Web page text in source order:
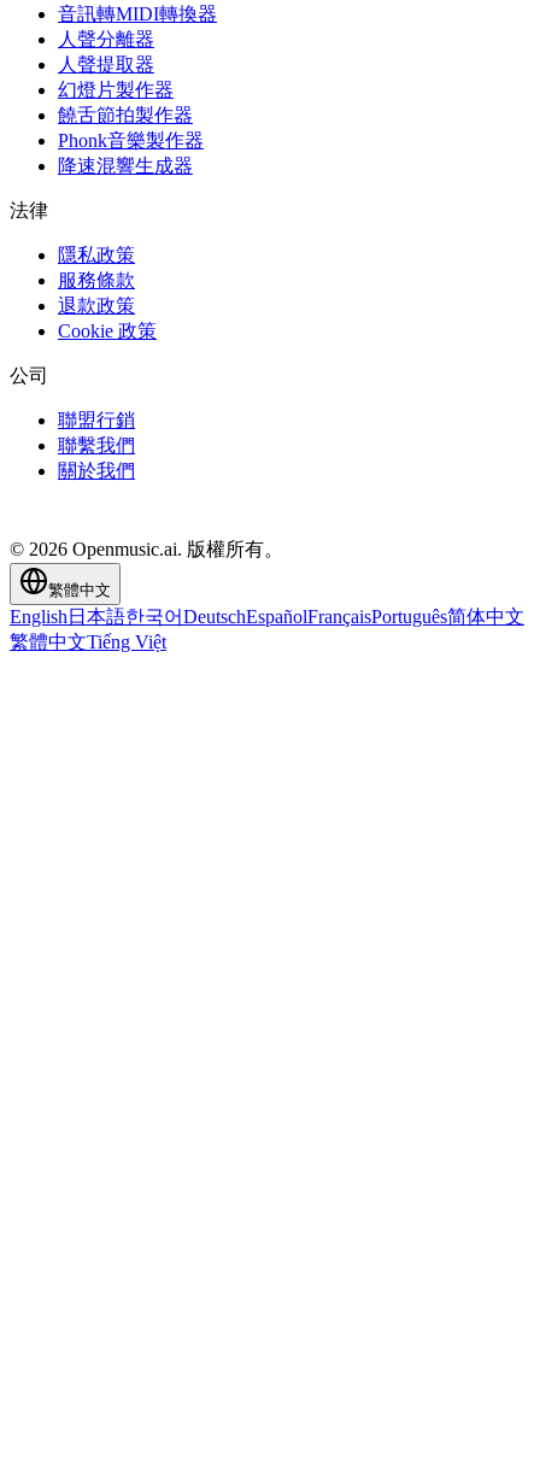
音訊轉MIDI轉換器
人聲分離器
人聲提取器
幻燈片製作器
饒舌節拍製作器
Phonk音樂製作器
降速混響生成器
法律
隱私政策
服務條款
退款政策
Cookie 政策
公司
聯盟行銷
聯繫我們
關於我們
© 2026 Openmusic.ai. 版權所有。
繁體中文
English 日本語한국어DeutschEspañolFrançaisPortuguês简体中文
繁體中文Tiếng Việt